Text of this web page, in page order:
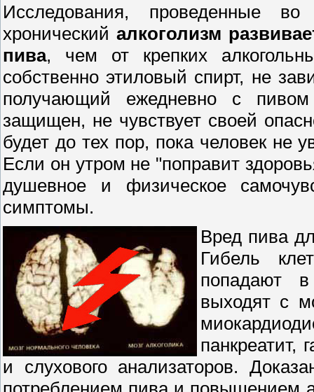
Исследования, проведенные во
хроническийалкоголизм
пива, чем от крепких
собственно этиловый спирт, не
получающий ежедневно с пивом
защищен, не чувствует своей
будет до тех пор, пока человек не
Если он утром не "поправит
душевное и физическое
симптомы.
Вред пива
Гибель
попадают
выходят с
панкреатит,
и слухового анализаторов.